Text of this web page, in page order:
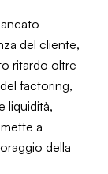
del cliente,
ritardo oltre
factoring,
liquidità,
a
della